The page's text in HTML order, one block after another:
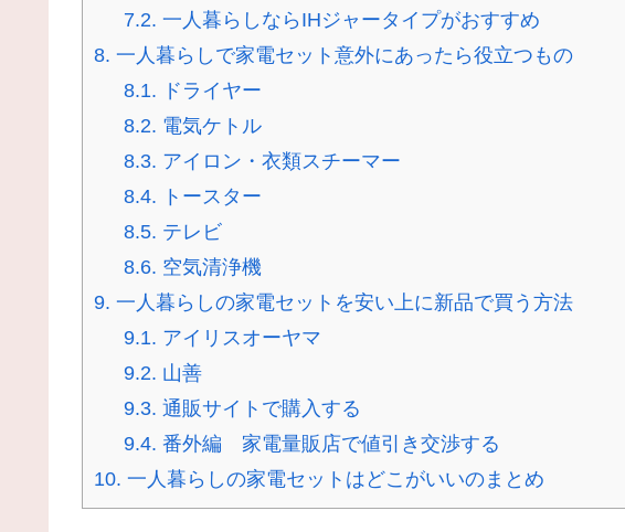
7.2. 一人暮らしならIHジャータイプがおすすめ
8. 一人暮らしで家電セット意外にあったら役立つもの
8.1. ドライヤー
8.2. 電気ケトル
8.3. アイロン・衣類スチーマー
8.4. トースター
8.5. テレビ
8.6. 空気清浄機
9. 一人暮らしの家電セットを安い上に新品で買う方法
9.1. アイリスオーヤマ
9.2. 山善
9.3. 通販サイトで購入する
9.4. 番外編 家電量販店で値引き交渉する
10. 一人暮らしの家電セットはどこがいいのまとめ